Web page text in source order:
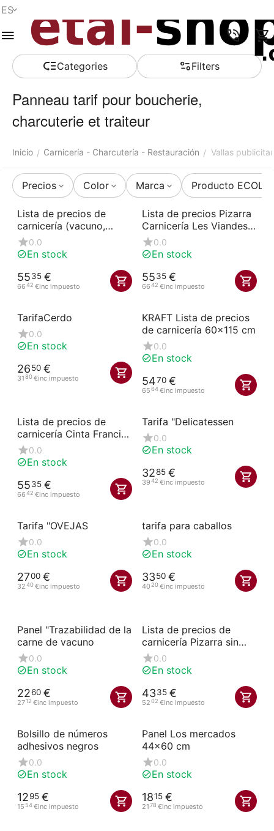
ES
Сategories Filters
Panneau tarif pour boucherie,
charcuterie et traiteur
Inicio / Carnicería - Charcutería - Restauración / Vallas
Precios Color Marca Producto
Lista de precios de
carnicería (vacuno,
cordero, cerdo)
0.0
En stock
5535 €
6642 €inc impuesto
Lista de precios Pizarra
Carnicería Les Viandes
60x115 cm
0.0
En stock
5535 €
6642 €inc impuesto
TarifaCerdo
0.0
En stock
2650 €
3180€inc impuesto
KRAFT Lista de precios
de carnicería 60x115 cm
0.0
En stock
5470 €
6564€inc impuesto
Lista de precios de
carnicería Cinta Francia
60x115 cm
0.0
En stock
5535 €
6642 €inc impuesto
Tarifa "Delicatessen
0.0
En stock
3285 €
3942 €inc impuesto
Tarifa "OVEJAS
0.0
En stock
2700 €
3240€inc impuesto
tarifa para caballos
0.0
En stock
3350 €
40 20€inc impuesto
Panel "Trazabilidad de la
carne de vacuno
0.0
En stock
2260 €
2712 €inc impuesto
Lista de precios de
carnicería Pizarra sin
cerdo 60,6x87,5 cm
0.0
En stock
4335 €
5202 €inc impuesto
Bolsillo de números
adhesivos negros
0.0
En stock
1295 €
15 54€inc impuesto
Panel Los mercados
44x60 cm
0.0
En stock
1815 €
2178 €inc impuesto
Menú Buscar Carro de la
compra
Lista de la
compra
Comparar Account